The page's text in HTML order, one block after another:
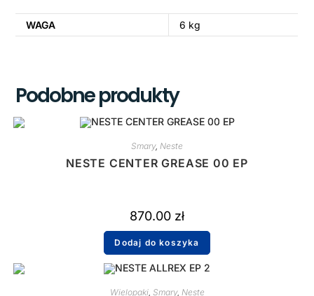
WAGA 6 kg
Podobne produkty
Smary, Neste
NESTE CENTER GREASE 00 EP
870.00 zł
Dodaj do koszyka
Wielopaki, Smary, Neste